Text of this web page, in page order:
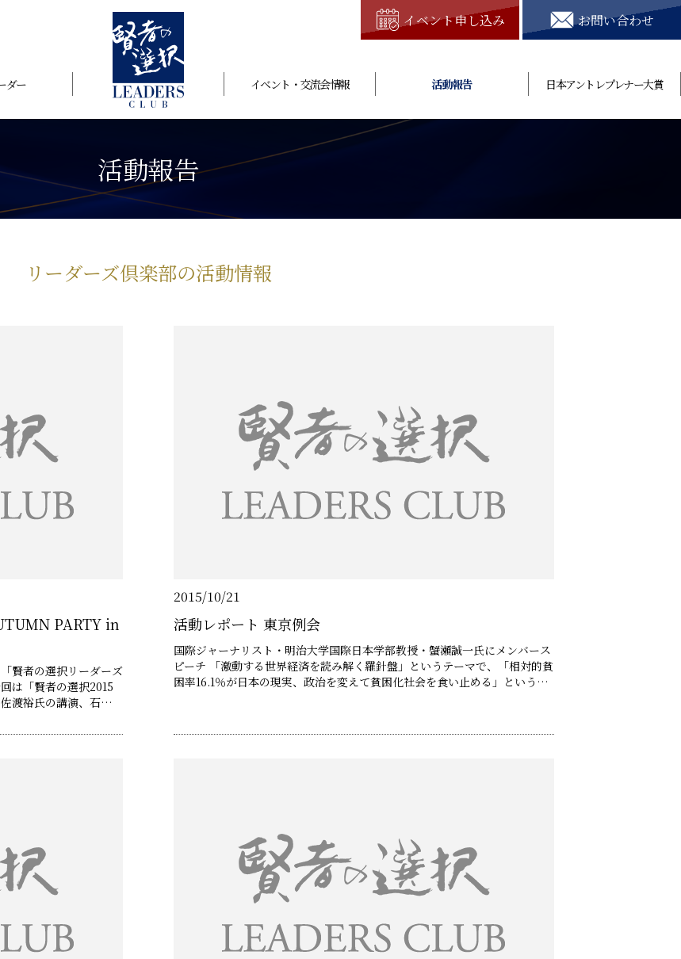
イベント申し込み お問い合わせ
ダー イベント・交流会情報 活動報告 日本アントレプレナー大賞
活動報告
リーダーズ倶楽部の活動情報
PARTY in
賢者の選択リーダーズ
渡裕氏の講演、石井竜
1部 基調講演「指揮者
2015/10/21
活動レポート 東京例会
国際ジャーナリスト・明治大学国際日本学部教授・蟹瀬誠一氏にメンバース
ピーチ 「激動する世界経済を読み解く羅針盤」というテーマで、「相対的貧
困率16.1％が日本の現実、政治を変えて貧困化社会を食い止める」というお